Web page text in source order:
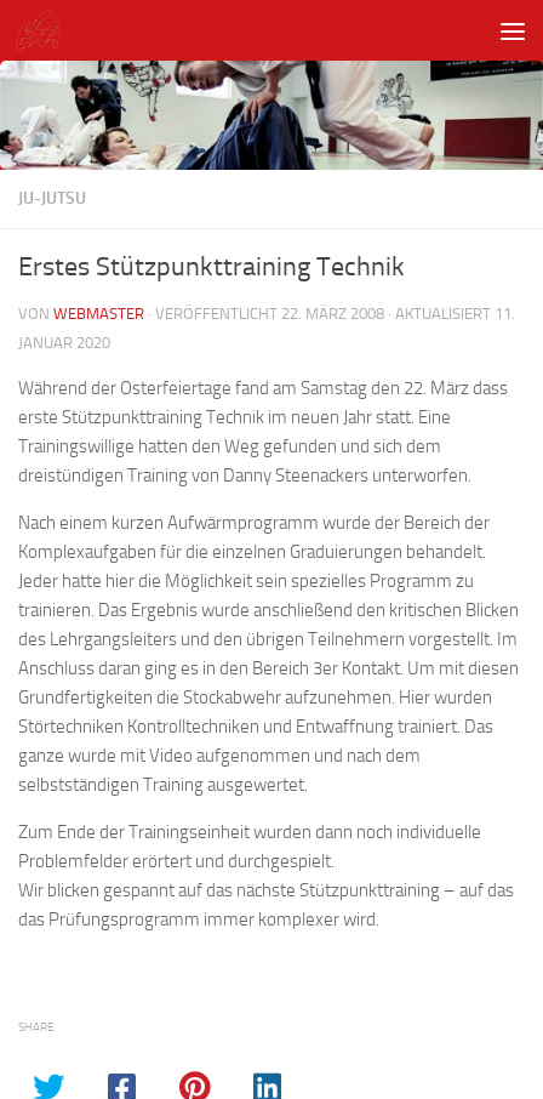
Unter dem Inhalt
JU-JUTSU
Erstes Stützpunkttraining Technik
VON WEBMASTER · VERÖFFENTLICHT 22. MÄRZ 2008 · AKTUALISIERT 11.
JANUAR 2020
Während der Osterfeiertage fand am Samstag den 22. März dass
erste Stützpunkttraining Technik im neuen Jahr statt. Eine
Trainingswillige hatten den Weg gefunden und sich dem
dreistündigen Training von Danny Steenackers unterworfen.
Nach einem kurzen Aufwärmprogramm wurde der Bereich der
Komplexaufgaben für die einzelnen Graduierungen behandelt.
Jeder hatte hier die Möglichkeit sein spezielles Programm zu
trainieren. Das Ergebnis wurde anschließend den kritischen Blicken
des Lehrgangsleiters und den übrigen Teilnehmern vorgestellt. Im
Anschluss daran ging es in den Bereich 3er Kontakt. Um mit diesen
Grundfertigkeiten die Stockabwehr aufzunehmen. Hier wurden
Störtechniken Kontrolltechniken und Entwaffnung trainiert. Das
ganze wurde mit Video aufgenommen und nach dem
selbstständigen Training ausgewertet.
Zum Ende der Trainingseinheit wurden dann noch individuelle
Problemfelder erörtert und durchgespielt.
Wir blicken gespannt auf das nächste Stützpunkttraining – auf das
das Prüfungsprogramm immer komplexer wird.
SHARE